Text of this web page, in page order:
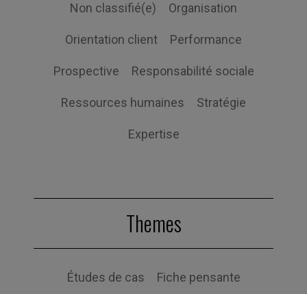
Non classifié(e) Organisation
Orientation client Performance
Prospective Responsabilité sociale
Ressources humaines Stratégie
Expertise
Themes
Études de cas Fiche pensante